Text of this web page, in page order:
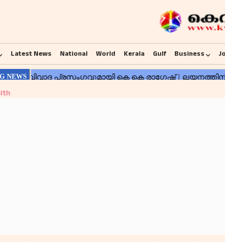
Latest News National World Kerala Gulf Business